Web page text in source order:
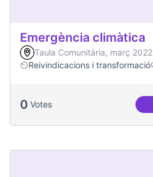
Emergència climàtica
Taula Comunitària, març 2022
Reivindicacions i transformació
0 Votes